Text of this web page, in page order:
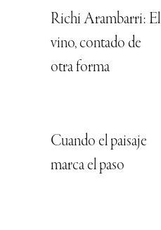
Richi Arambarri: El
vino, contado de
otra forma
Cuando el paisaje
marca el paso